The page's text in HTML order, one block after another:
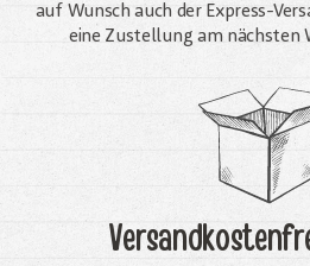
auf Wunsch auch der Express-
eine Zustellung am nächsten